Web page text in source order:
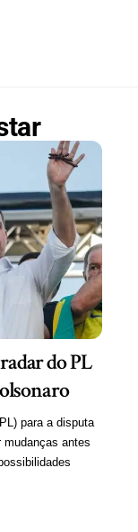
do PL
para a disputa
mudanças antes